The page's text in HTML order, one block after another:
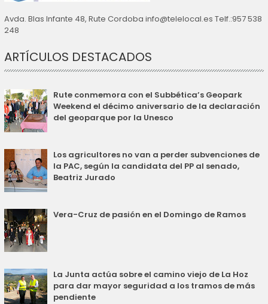
Avda. Blas Infante 48, Rute Cordoba info@telelocal.es Telf.:957 538
248
ARTÍCULOS DESTACADOS
Rute conmemora con el Subbética’s Geopark
Weekend el décimo aniversario de la declaración
del geoparque por la Unesco
Los agricultores no van a perder subvenciones de
la PAC, según la candidata del PP al senado,
Beatriz Jurado
Vera-Cruz de pasión en el Domingo de Ramos
La Junta actúa sobre el camino viejo de La Hoz
para dar mayor seguridad a los tramos de más
pendiente